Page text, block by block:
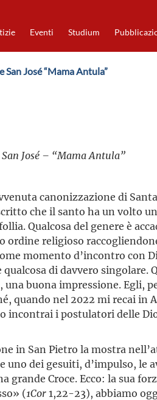
Eventi Studium
José “Mama Antula”
José – “Mama Antula”
canonizzazione di
che il santo ha un volto
Qualcosa del genere è
ordine religioso
momento d’incontro con
di davvero singolare.
buona impressione. Egli,
quando nel 2022 mi recai in
incontrai i postulatori delle
in San Pietro la mostra
dei gesuiti, d’impulso, le
Croce. Ecco: la sua
(1Cor1,22-23), abbiamo